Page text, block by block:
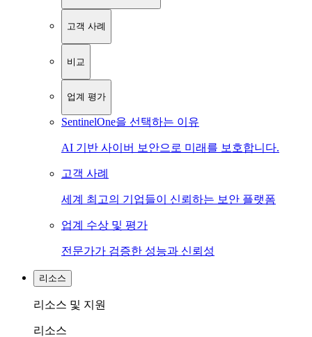
고객 사례
비교
업계 평가
SentinelOne을 선택하는 이유
AI 기반 사이버 보안으로 미래를 보호합니다.
고객 사례
세계 최고의 기업들이 신뢰하는 보안 플랫폼
업계 수상 및 평가
전문가가 검증한 성능과 신뢰성
리소스
리소스 및 지원
리소스